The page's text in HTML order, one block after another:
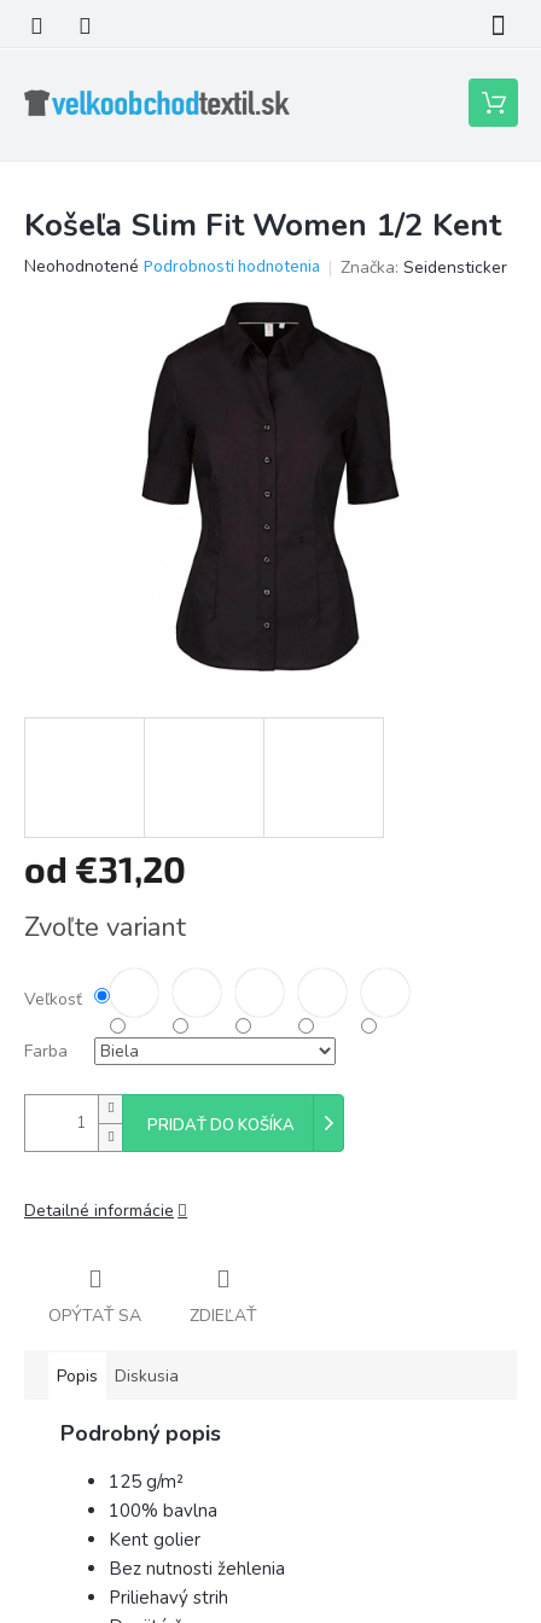
obsah
Nákupný
košík
Košeľa Slim Fit Women 1/2 Kent
Priemerné
Neohodnotené Podrobnosti hodnotenia Značka: Seidensticker
od €31,20
cena:
Zvoľte variant
Veľkosť
Farba
PRIDAŤ DO KOŠÍKA
Detailné informácie
OPÝTAŤ SA ZDIEĽAŤ
Popis Diskusia
Podrobný popis
125 g/m²
100% bavlna
Kent golier
Bez nutnosti žehlenia
Priliehavý strih